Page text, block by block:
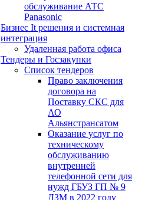
обслуживание АТС
Panasonic
Бизнес It решения и системная
интеграция
Удаленная работа офиса
Тендеры и Госзакупки
Список тендеров
Право заключения
договора на
Поставку СКС для
АО
Альянстрансатом
Оказание услуг по
техническому
обслуживанию
внутренней
телефонной сети для
нужд ГБУЗ ГП № 9
ДЗМ в 2022 году